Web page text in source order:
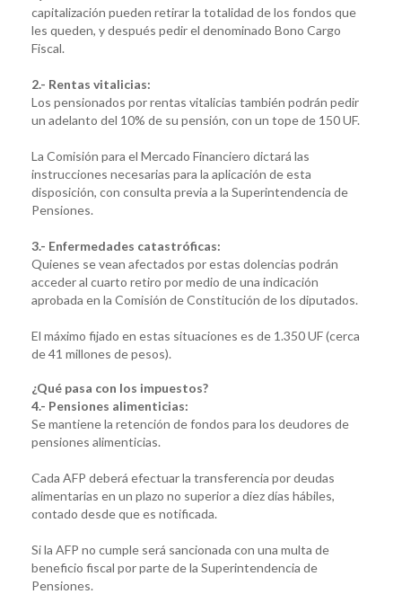
capitalización pueden retirar la totalidad de los fondos que
les queden, y después pedir el denominado Bono Cargo
Fiscal.
2.- Rentas vitalicias:
Los pensionados por rentas vitalicias también podrán pedir
un adelanto del 10% de su pensión, con un tope de 150 UF.
La Comisión para el Mercado Financiero dictará las
instrucciones necesarias para la aplicación de esta
disposición, con consulta previa a la Superintendencia de
Pensiones.
3.- Enfermedades catastróficas:
Quienes se vean afectados por estas dolencias podrán
acceder al cuarto retiro por medio de una indicación
aprobada en la Comisión de Constitución de los diputados.
El máximo fijado en estas situaciones es de 1.350 UF (cerca
de 41 millones de pesos).
¿Qué pasa con los impuestos?
4.- Pensiones alimenticias:
Se mantiene la retención de fondos para los deudores de
pensiones alimenticias.
Cada AFP deberá efectuar la transferencia por deudas
alimentarias en un plazo no superior a diez días hábiles,
contado desde que es notificada.
Si la AFP no cumple será sancionada con una multa de
beneficio fiscal por parte de la Superintendencia de
Pensiones.